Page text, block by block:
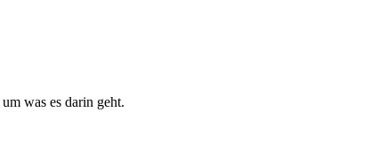
was es darin geht.